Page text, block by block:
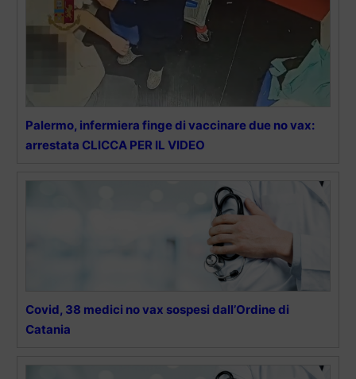
Palermo, infermiera finge di vaccinare due no vax:
arrestata CLICCA PER IL VIDEO
Covid, 38 medici no vax sospesi dall’Ordine di
Catania